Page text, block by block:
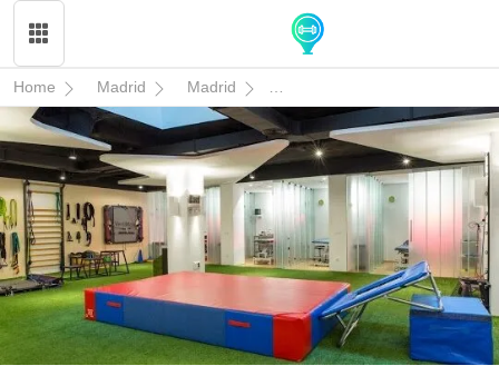
Home Madrid Madrid Rekovery - Clínica de